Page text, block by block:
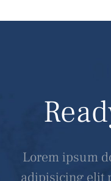
Lorem ipsum
adipisicing elit